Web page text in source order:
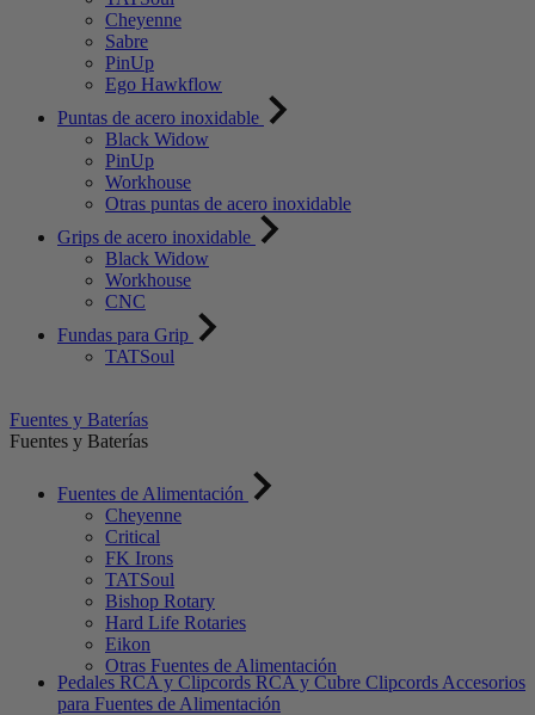
Cheyenne
Sabre
PinUp
Ego Hawkflow
Puntas de acero inoxidable
Black Widow
PinUp
Workhouse
Otras puntas de acero inoxidable
Grips de acero inoxidable
Black Widow
Workhouse
CNC
Fundas para Grip
TATSoul
Fuentes y Baterías
Fuentes y Baterías
Fuentes de Alimentación
Cheyenne
Critical
FK Irons
TATSoul
Bishop Rotary
Hard Life Rotaries
Eikon
Otras Fuentes de Alimentación
Pedales RCA y Clipcords RCA y Cubre Clipcords Accesorios
para Fuentes de Alimentación